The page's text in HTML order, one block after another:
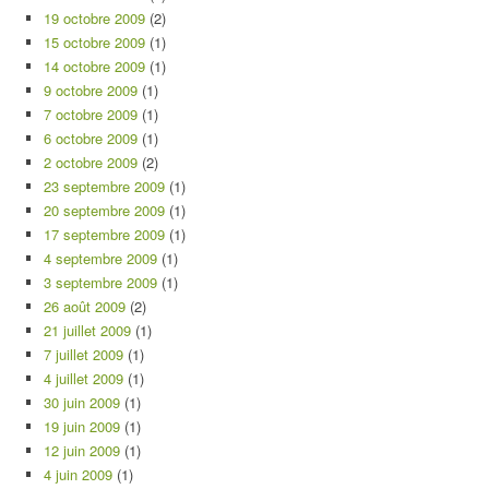
19 octobre 2009 (2)
15 octobre 2009 (1)
14 octobre 2009 (1)
9 octobre 2009 (1)
7 octobre 2009 (1)
6 octobre 2009 (1)
2 octobre 2009 (2)
23 septembre 2009 (1)
20 septembre 2009 (1)
17 septembre 2009 (1)
4 septembre 2009 (1)
3 septembre 2009 (1)
26 août 2009 (2)
21 juillet 2009 (1)
7 juillet 2009 (1)
4 juillet 2009 (1)
30 juin 2009 (1)
19 juin 2009 (1)
12 juin 2009 (1)
4 juin 2009 (1)